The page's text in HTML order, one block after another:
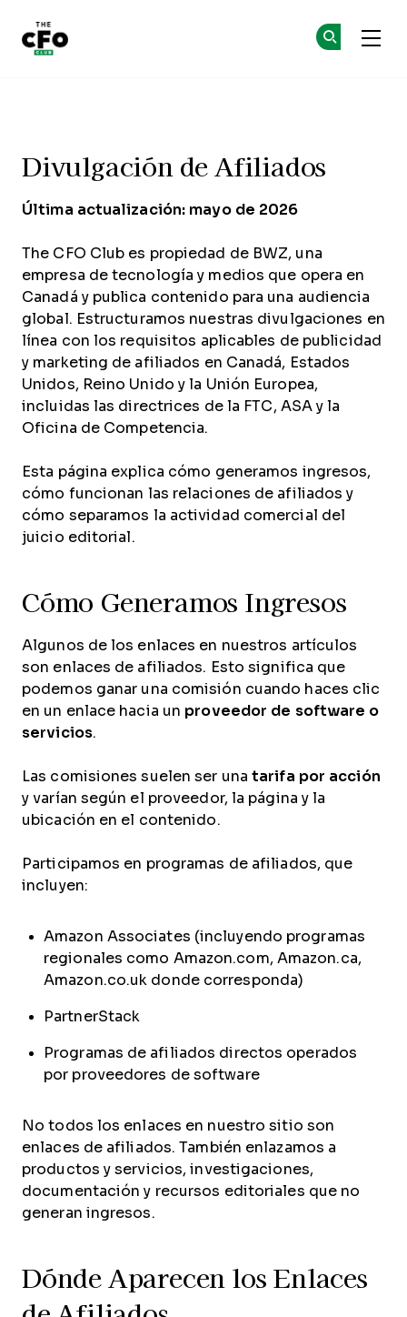
Divulgación de Afiliados
Última actualización: mayo de 2026
The CFO Club es propiedad de BWZ, una
empresa de tecnología y medios que opera en
Canadá y publica contenido para una audiencia
global. Estructuramos nuestras divulgaciones en
línea con los requisitos aplicables de publicidad
y marketing de afiliados en Canadá, Estados
Unidos, Reino Unido y la Unión Europea,
incluidas las directrices de la FTC, ASA y la
Oficina de Competencia.
Esta página explica cómo generamos ingresos,
cómo funcionan las relaciones de afiliados y
cómo separamos la actividad comercial del
juicio editorial.
Cómo Generamos Ingresos
Algunos de los enlaces en nuestros artículos
son enlaces de afiliados. Esto significa que
podemos ganar una comisión cuando haces clic
en un enlace hacia un proveedor de software o
servicios.
Las comisiones suelen ser unatarifa por acción
y varían según el proveedor, la página y la
ubicación en el contenido.
Participamos en programas de afiliados, que
incluyen:
Amazon Associates (incluyendo programas
regionales como Amazon.com, Amazon.ca,
Amazon.co.uk donde corresponda)
PartnerStack
Programas de afiliados directos operados
por proveedores de software
No todos los enlaces en nuestro sitio son
enlaces de afiliados. También enlazamos a
productos y servicios, investigaciones,
documentación y recursos editoriales que no
generan ingresos.
Dónde Aparecen los Enlaces